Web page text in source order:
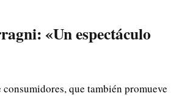
«Un espectáculo
que también promueve